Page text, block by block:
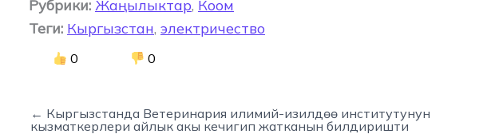
Рубрики: Жаңылыктар, Коом
Теги: Кыргызстан, электричество
0 0
← Кыргызстанда Ветеринария илимий-изилдөө институтунун
кызматкерлери айлык акы кечигип жатканын билдиришти